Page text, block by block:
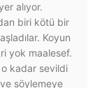
alıyor.
biri kötü bir
Koyun
yok maalesef.
o kadar sevildi
söylemeye